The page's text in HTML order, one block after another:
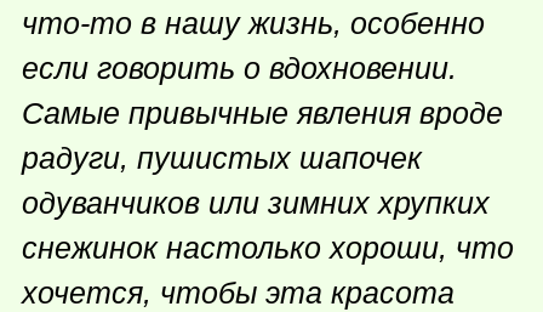
что-то в нашу жизнь, особенно
если говорить о вдохновении.
Самые привычные явления вроде
радуги, пушистых шапочек
одуванчиков или зимних хрупких
снежинок настолько хороши, что
хочется, чтобы эта красота